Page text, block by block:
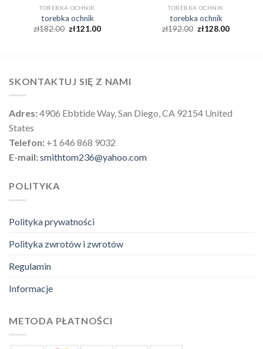
TOREBKA OCHNIK
torebka ochnik
zł182.00 zł121.00
TOREBKA OCHNIK
torebka ochnik
zł192.00 zł128.00
SKONTAKTUJ SIĘ Z NAMI
Adres:4906 Ebbtide Way, San Diego, CA 92154 United
States
Telefon: +1 646 868 9032
E-mail:smithtom236@yahoo.com
POLITYKA
Polityka prywatności
Polityka zwrotów i zwrotów
Regulamin
Informacje
METODA PŁATNOŚCI